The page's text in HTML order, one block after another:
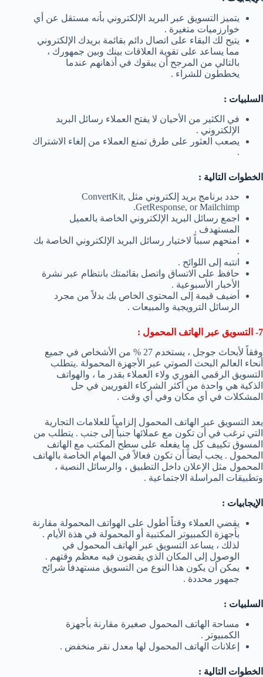
يتميز التسويق عبر البريد الإلكتروني بأنه مستقل عن أي
خوارزميات متغيرة .
يتيح لك البقاء على اتصال دائم بقائمة بريدك الإلكتروني
مما يساعد على تقوية العلاقات بينك وبين جمهورك ،
بالتالي من المرجح أن يبقوك في أذهانهم عندما
يخططون للشراء .
السلبيات :
في الكثير من الأحيان لا يفتح العملاء رسائل البريد
الإلكتروني .
يصعب العثور على طرق تمنع العملاء من إلغاء الاشتراك
.
الخطوات التالية :
حدد برنامج بريد إلكتروني مثل ConvertKit,
GetResponse, or Mailchimp.
اجمع رسائل البريد الإلكتروني الخاصة بالعميل
المستهدف .
امنحهم سبباً لاختيار رسائل البريد الإلكتروني الخاصة بك
.
انتبه إلى اللوائح .
حافظ على الاتساق واتصل بقائمتك بانتظام عبر نشرة
الأخبار الأسبوعية .
أضيف قيمة إلى المحتوى الخاص بك بدلاً من مجرد
الرسائل الترويجية والمبيعات .
7- التسويق عبر الهاتف المحمول :
وفقاً لأبحاث جوجل ، يستخدم 27 % من الأشخاص في جميع
أنحاء العالم البحث الصوتي عبر الأجهزة المحمولة .يتطلب
التسويق الرقمي الفوري ولاء العملاء بقدر ما ، والهواتف
الذكية هي واحدة من أكثر الشركاء الفوريين في حل
المشكلات في أي مكان وفي أي وقت .
يعد التسويق عبر الهاتف المحمول إلزامياً للعلامات التجارية
التي ترغب في أن تكون مع عملائها جنباً إلى جنب . يتطلب من
المسوق تكييف كل ما يفعله على سطح المكتب مع الهاتف
المحمول . يجب أيضاً أن تكون فعالاً في المهام الخاصة بالهاتف
المحمول مثل الإعلان داخل التطبيق ، والرسائل النصية ،
وتطبيقات المراسلة الاجتماعية .
الإيجابيات :
يقضي العملاء وقتاً أطول على الهواتف المحمولة مقارنة
بأجهزة الكمبيوتر المكتبية أو المحمولة في هذة الأيام .
لذلك ، يساعد التسويق عبر الهاتف المحمول في
الوصول إلى المكان الذي يقضون فيه معظم وقتهم .
يمكن أن يكون هذا النوع من التسويق مستهدفاً شرائح
جمهور محددة .
السلبيات :
مساحة الهاتف المحمول صغيرة مقارنة بأجهزة
الكمبيوتر .
إعلانات الهاتف المحمول لها معدل نقر منخفض .
الخطوات التالية :